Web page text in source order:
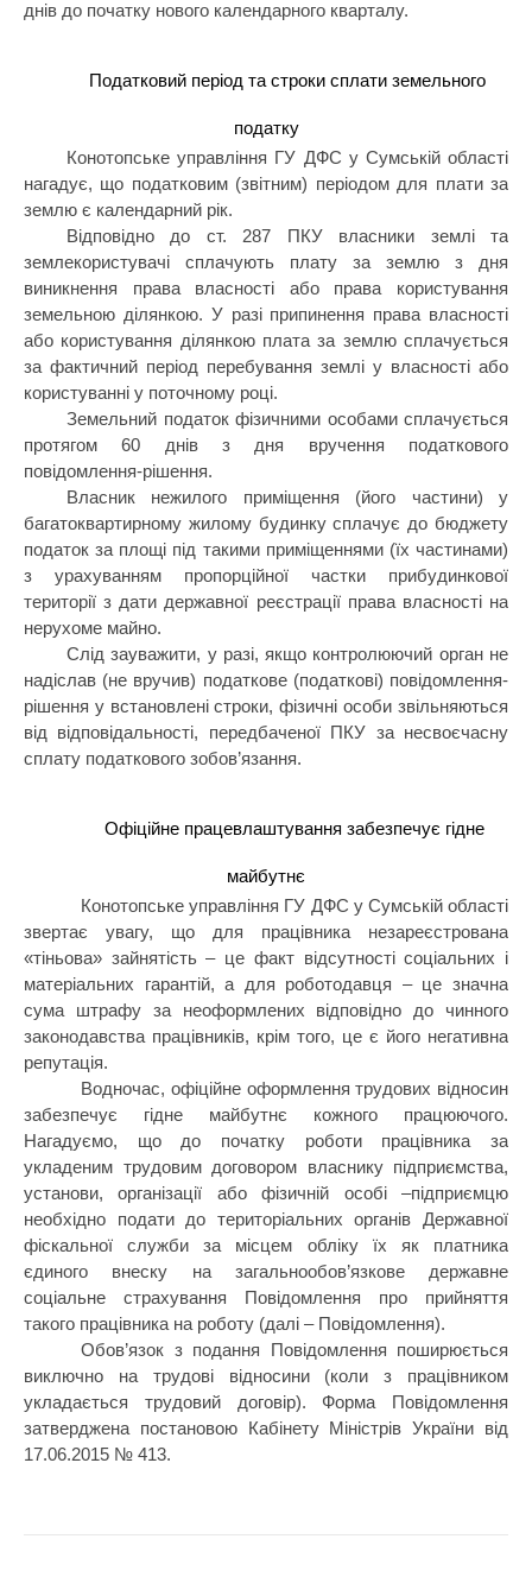
днів до початку нового календарного кварталу.
Податковий період та строки сплати земельного
податку
Конотопське управління ГУ ДФС у Сумській області
нагадує, що податковим (звітним) періодом для плати за
землю є календарний рік.
Відповідно до ст. 287 ПКУ власники землі та
землекористувачі сплачують плату за землю з дня
виникнення права власності або права користування
земельною ділянкою. У разі припинення права власності
або користування ділянкою плата за землю сплачується
за фактичний період перебування землі у власності або
користуванні у поточному році.
Земельний податок фізичними особами сплачується
протягом 60 днів з дня вручення податкового
повідомлення-рішення.
Власник нежилого приміщення (його частини) у
багатоквартирному жилому будинку сплачує до бюджету
податок за площі під такими приміщеннями (їх частинами)
з урахуванням пропорційної частки прибудинкової
території з дати державної реєстрації права власності на
нерухоме майно.
Слід зауважити, у разі, якщо контролюючий орган не
надіслав (не вручив) податкове (податкові) повідомлення-
рішення у встановлені строки, фізичні особи звільняються
від відповідальності, передбаченої ПКУ за несвоєчасну
сплату податкового зобов’язання.
Офіційне працевлаштування забезпечує гідне
майбутнє
Конотопське управління ГУ ДФС у Сумській області
звертає увагу, що для працівника незареєстрована
«тіньова» зайнятість – це факт відсутності соціальних і
матеріальних гарантій, а для роботодавця – це значна
сума штрафу за неоформлених відповідно до чинного
законодавства працівників, крім того, це є його негативна
репутація.
Водночас, офіційне оформлення трудових відносин
забезпечує гідне майбутнє кожного працюючого.
Нагадуємо, що до початку роботи працівника за
укладеним трудовим договором власнику підприємства,
установи, організації або фізичній особі –підприємцю
необхідно подати до територіальних органів Державної
фіскальної служби за місцем обліку їх як платника
єдиного внеску на загальнообов’язкове державне
соціальне страхування Повідомлення про прийняття
такого працівника на роботу (далі – Повідомлення).
Обов’язок з подання Повідомлення поширюється
виключно на трудові відносини (коли з працівником
укладається трудовий договір). Форма Повідомлення
затверджена постановою Кабінету Міністрів України від
17.06.2015 № 413.